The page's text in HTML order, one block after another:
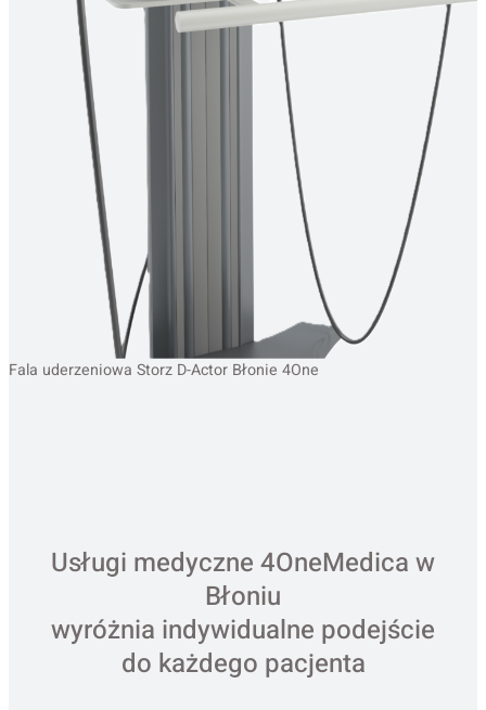
Fala uderzeniowa Storz D-Actor Błonie 4One
Usługi medyczne 4OneMedica w
Błoniu
wyróżnia indywidualne podejście
do każdego pacjenta